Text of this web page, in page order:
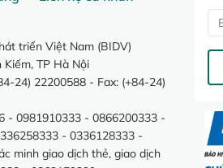
triển Việt Nam (BIDV)
TP Hà Nội
24) 22200588 - Fax: (+84-24)
- 0981910333 - 0866200333 -
- 0336128333 -
minh giao dịch thẻ, giao dịch